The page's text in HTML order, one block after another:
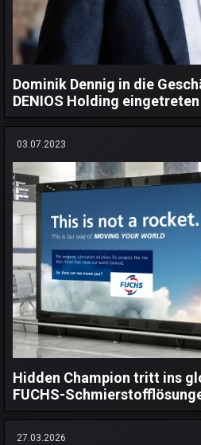
Dominik Dennig in die
DENIOS Holding eingetreten
03.07.2023
Hidden Champion tritt ins
FUCHS-
27.03.2026